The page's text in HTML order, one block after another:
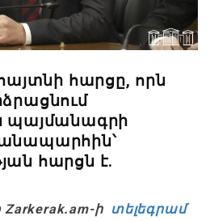
հարցը, որն
պայմանագրի
հարցն է.
ի տելեգրամ